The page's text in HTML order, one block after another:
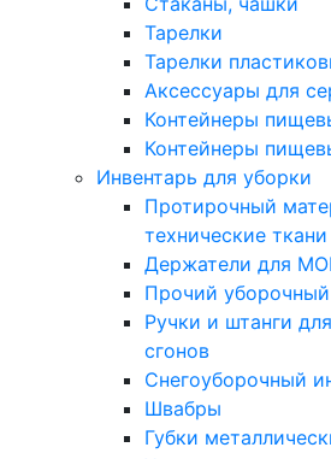
Тарелки
Тарелки
Аксессуары для
Контейнеры
Контейнеры
Инвентарь для уборки
Протирочный
технические ткани
Держатели для
Прочий уборочный
Ручки и штанги
сгонов
Снегоуборочный
Швабры
Губки